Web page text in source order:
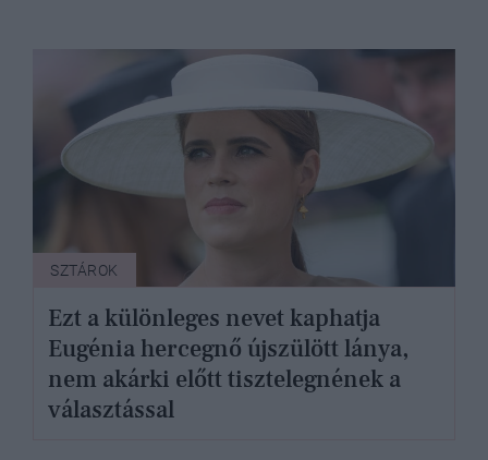
SZTÁROK
Ezt a különleges nevet kaphatja
Eugénia hercegnő újszülött lánya,
nem akárki előtt tisztelegnének a
választással